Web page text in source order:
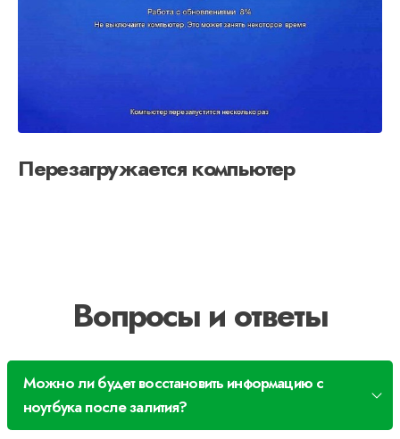
Перезагружается компьютер
Вопросы и ответы
Можно ли будет восстановить информацию с
ноутбука после залития?